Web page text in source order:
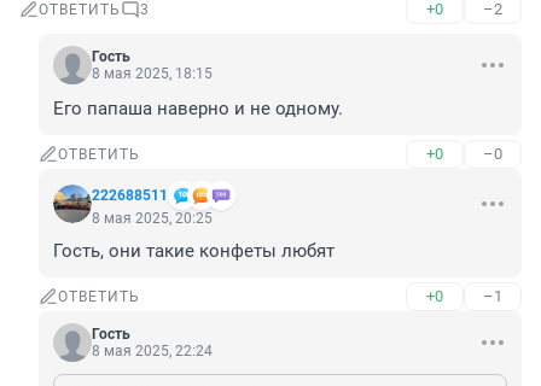
ОТВЕТИТЬ 3 +0 –2
Гость
8 мая 2025, 18:15
Его папаша наверно и не одному.
ОТВЕТИТЬ +0 –0
222688511
8 мая 2025, 20:25
Гость, они такие конфеты любят
ОТВЕТИТЬ +0 –1
Гость
8 мая 2025, 22:24